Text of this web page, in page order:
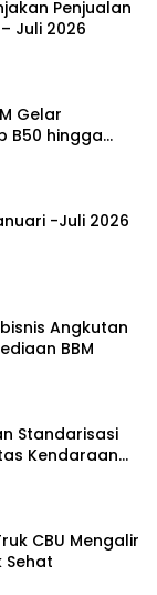
Penjualan
Juli 2026
Gelar
B50 hingga
-Juli 2026
Angkutan
BBM
Standarisasi
Kendaraan
CBU Mengalir
Sehat